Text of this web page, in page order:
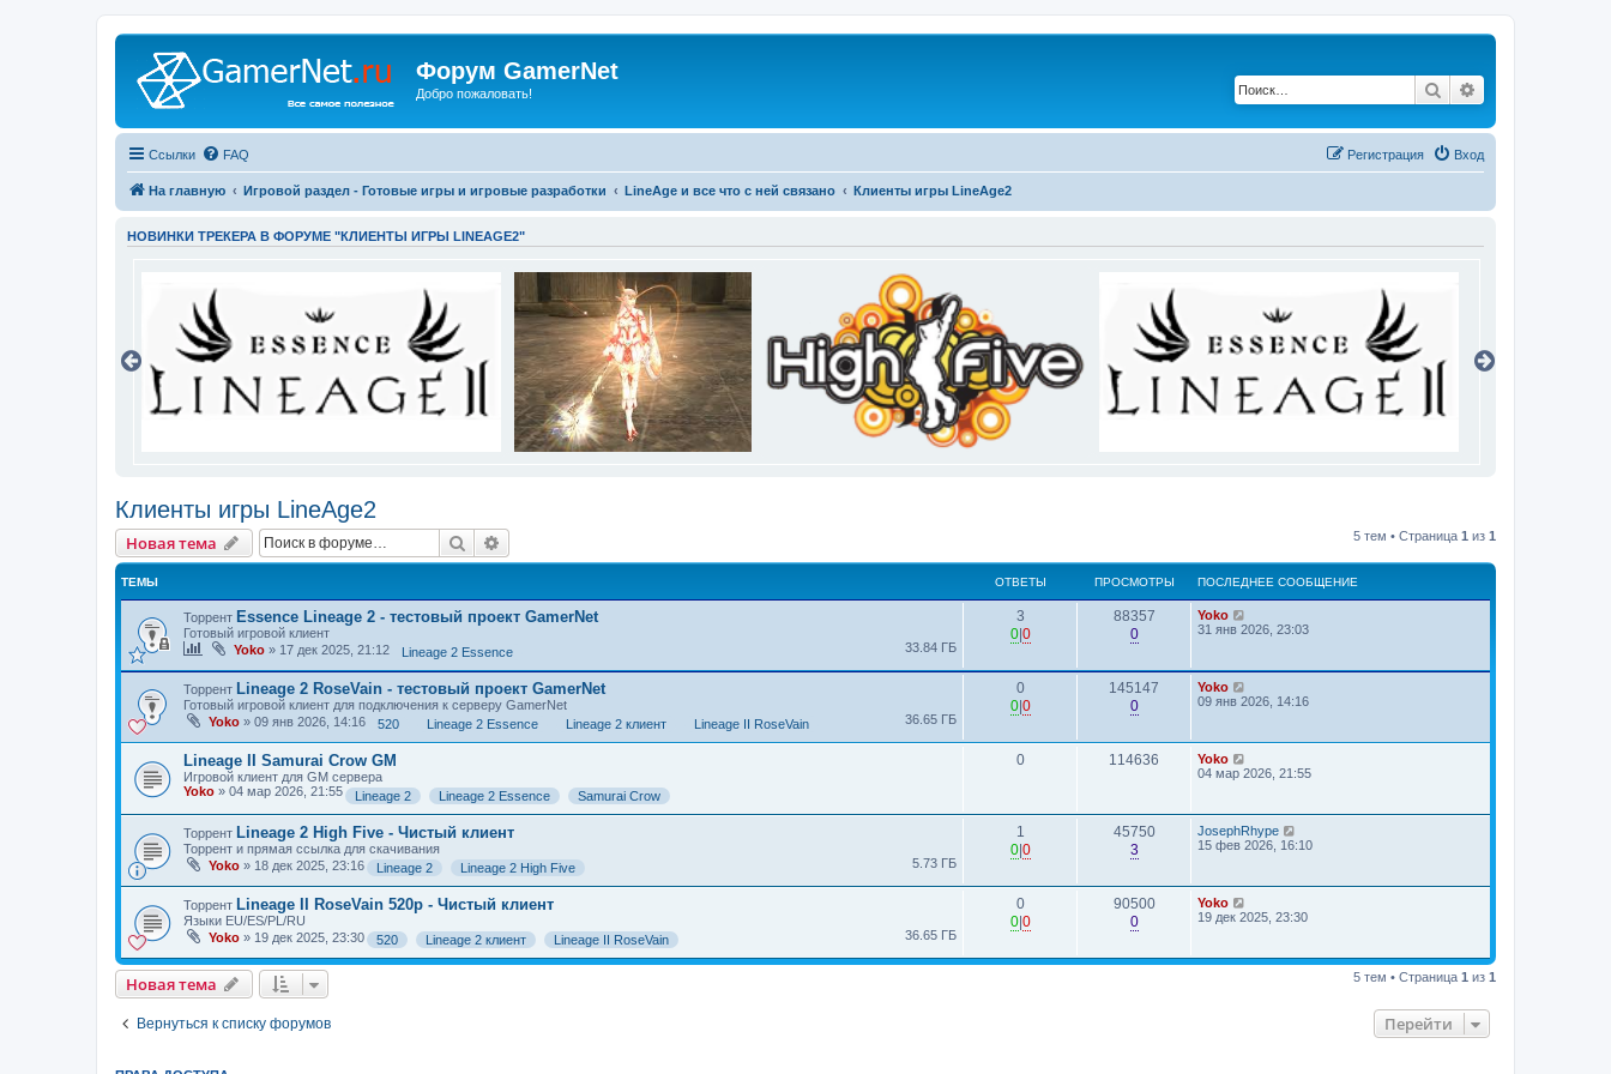
Форум GamerNet
Добро пожаловать! Поиск
Ссылки FAQ Вход
Регистрация
На главную Игровой раздел - Готовые игры и игровые разработки LineAge и все что с ней связано Клиенты игры LineAge2
НОВИНКИ ТРЕКЕРА В ФОРУМЕ "КЛИЕНТЫ ИГРЫ LINEAGE2"
Клиенты игры LineAge2
Новая тема Поиск 5 тем • Страница 1 из 1
ТЕМЫ ОТВЕТЫ ПРОСМОТРЫ ПОСЛЕДНЕЕ СООБЩЕНИЕ
Торрент Essence Lineage 2 - тестовый проект GamerNet
Готовый игровой клиент
Yoko » 17 дек 2025, 21:12 33.84 ГБ
Lineage 2 Essence
3
0| 0
88357
0
Yoko
31 янв 2026, 23:03
Торрент Lineage 2 RoseVain - тестовый проект GamerNet
Готовый игровой клиент для подключения к серверу GamerNet
Yoko » 09 янв 2026, 14:16 36.65 ГБ
520 Lineage 2 Essence Lineage 2 клиент Lineage II RoseVain
0
0| 0
145147
0
Yoko
09 янв 2026, 14:16
Lineage II Samurai Crow GM
Игровой клиент для GM сервера
Yoko » 04 мар 2026, 21:55 Lineage 2 Lineage 2 Essence Samurai Crow
0 114636
Yoko
04 мар 2026, 21:55
Торрент Lineage 2 High Five - Чистый клиент
Торрент и прямая ссылка для скачивания
Yoko » 18 дек 2025, 23:16 5.73 ГБ
Lineage 2 Lineage 2 High Five
1
0| 0
45750
3
JosephRhype
15 фев 2026, 16:10
Торрент Lineage II RoseVain 520p - Чистый клиент
Языки EU/ES/PL/RU
Yoko » 19 дек 2025, 23:30 36.65 ГБ
520 Lineage 2 клиент Lineage II RoseVain
0
0| 0
90500
0
Yoko
19 дек 2025, 23:30
Новая тема 5 тем • Страница 1 из 1
Вернуться к списку форумов Перейти